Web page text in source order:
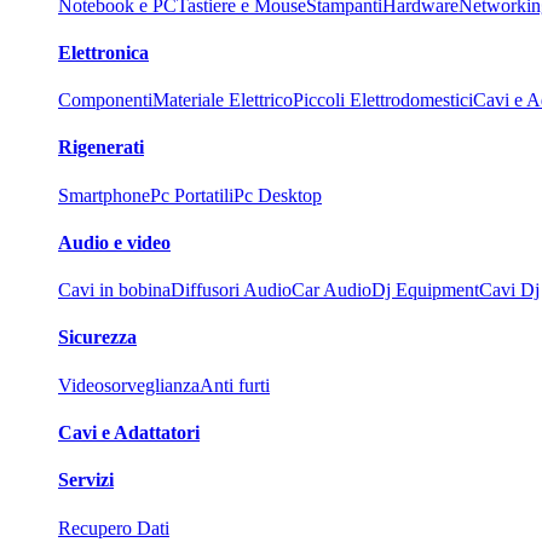
Notebook e PCTastiere e MouseStampantiHardware
Elettronica
ComponentiMateriale ElettricoPiccoli ElettrodomesticiCavi e
Rigenerati
SmartphonePc PortatiliPc Desktop
Audio e video
Cavi in bobinaDiffusori AudioCar AudioDj EquipmentCavi Dj
Sicurezza
VideosorveglianzaAnti furti
Cavi e Adattatori
Servizi
Recupero Dati